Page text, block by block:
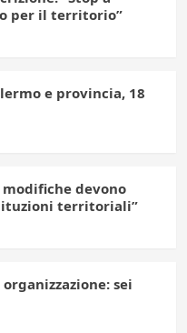
per il territorio”
e provincia, 18
modifiche devono
territoriali”
sei